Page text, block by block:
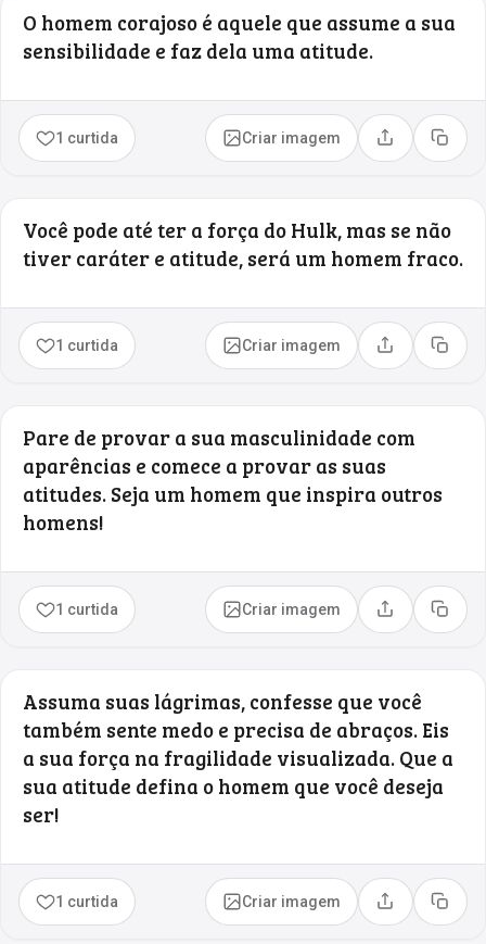
O homem corajoso é aquele que assume a sua
sensibilidade e faz dela uma atitude.
1 curtida Criar imagem Compartilhar
Copiar
Você pode até ter a força do Hulk, mas se não
tiver caráter e atitude, será um homem fraco.
1 curtida Criar imagem Compartilhar
Copiar
Pare de provar a sua masculinidade com
aparências e comece a provar as suas
atitudes. Seja um homem que inspira outros
homens!
1 curtida Criar imagem Compartilhar
Copiar
Assuma suas lágrimas, confesse que você
também sente medo e precisa de abraços. Eis
a sua força na fragilidade visualizada. Que a
sua atitude defina o homem que você deseja
ser!
1 curtida Criar imagem Compartilhar
Copiar